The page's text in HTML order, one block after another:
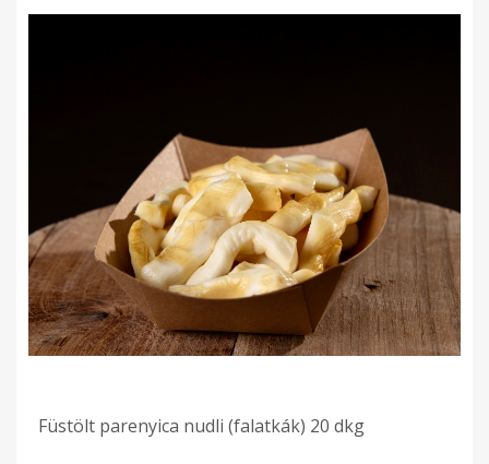
Füstölt parenyica nudli (falatkák) 20 dkg